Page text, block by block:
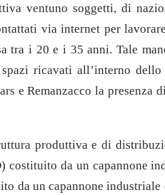
ventuno soggetti, di
via internet per
i 20 e i 35 anni. Tale
ricavati all’interno dello
e Remanzacco la presenza
produttiva e di
da un capannone
da un capannone